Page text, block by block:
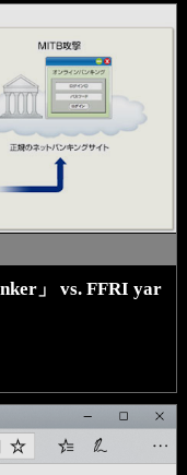
」 vs. FFRI yar